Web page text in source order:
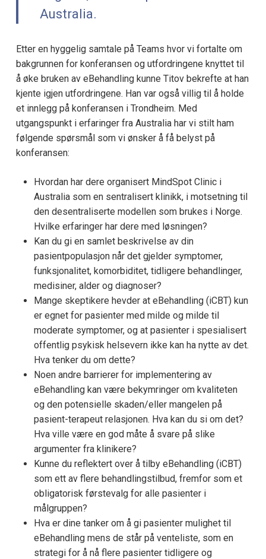
Australia.
Etter en hyggelig samtale på Teams hvor vi fortalte om
bakgrunnen for konferansen og utfordringene knyttet til
å øke bruken av eBehandling kunne Titov bekrefte at han
kjente igjen utfordringene. Han var også villig til å holde
et innlegg på konferansen i Trondheim. Med
utgangspunkt i erfaringer fra Australia har vi stilt ham
følgende spørsmål som vi ønsker å få belyst på
konferansen:
Hvordan har dere organisert MindSpot Clinic i
Australia som en sentralisert klinikk, i motsetning til
den desentraliserte modellen som brukes i Norge.
Hvilke erfaringer har dere med løsningen?
Kan du gi en samlet beskrivelse av din
pasientpopulasjon når det gjelder symptomer,
funksjonalitet, komorbiditet, tidligere behandlinger,
medisiner, alder og diagnoser?
Mange skeptikere hevder at eBehandling (iCBT) kun
er egnet for pasienter med milde og milde til
moderate symptomer, og at pasienter i spesialisert
offentlig psykisk helsevern ikke kan ha nytte av det.
Hva tenker du om dette?
Noen andre barrierer for implementering av
eBehandling kan være bekymringer om kvaliteten
og den potensielle skaden/eller mangelen på
pasient-terapeut relasjonen. Hva kan du si om det?
Hva ville være en god måte å svare på slike
argumenter fra klinikere?
Kunne du reflektert over å tilby eBehandling (iCBT)
som ett av flere behandlingstilbud, fremfor som et
obligatorisk førstevalg for alle pasienter i
målgruppen?
Hva er dine tanker om å gi pasienter mulighet til
eBehandling mens de står på venteliste, som en
strategi for å nå flere pasienter tidligere og